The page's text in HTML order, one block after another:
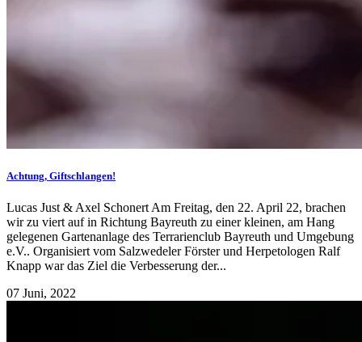
Achtung, Giftschlangen!
Lucas Just & Axel Schonert Am Freitag, den 22. April 22, brachen
wir zu viert auf in Richtung Bayreuth zu einer kleinen, am Hang
gelegenen Gartenanlage des Terrarienclub Bayreuth und Umgebung
e.V.. Organisiert vom Salzwedeler Förster und Herpetologen Ralf
Knapp war das Ziel die Verbesserung der...
07 Juni, 2022